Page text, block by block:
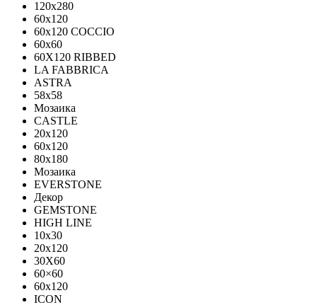
120x280
60x120
60x120 COCCIO
60x60
60Х120 RIBBED
LA FABBRICA
ASTRA
58x58
Мозаика
CASTLE
20x120
60x120
80х180
Мозаика
EVERSTONE
Декор
GEMSTONE
HIGH LINE
10x30
20x120
30X60
60×60
60x120
ICON